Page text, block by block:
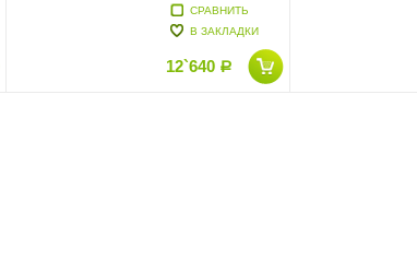
СРАВНИТЬ
В ЗАКЛАДКИ
12`640 Р